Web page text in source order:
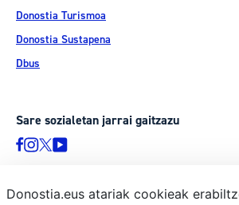
Donostia Turismoa
Donostia Sustapena
Dbus
Sare sozialetan jarrai gaitzazu
Donostia.eus atariak cookieak